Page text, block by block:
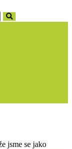
jsme se jako